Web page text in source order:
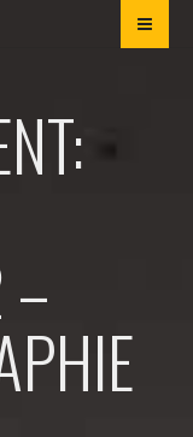
–